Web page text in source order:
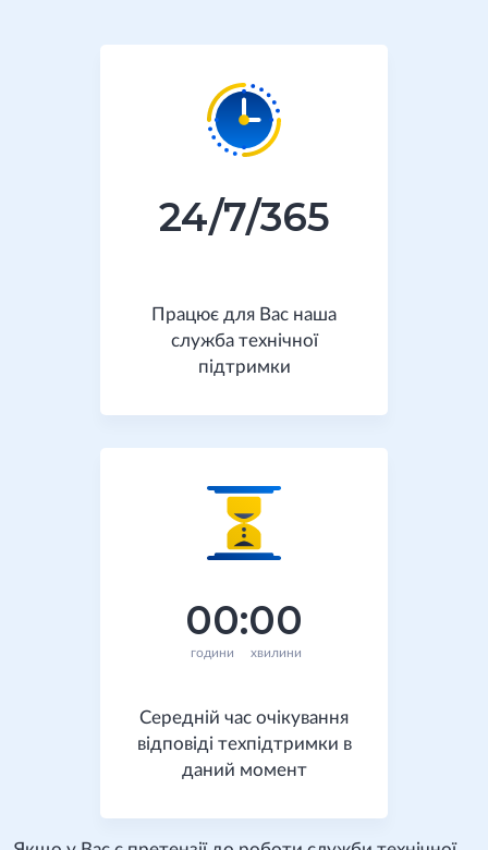
24/7/365
Працює для Вас наша
служба технічної
підтримки
00
години
:00
хвилини
Середній час очікування
відповіді техпідтримки в
даний момент